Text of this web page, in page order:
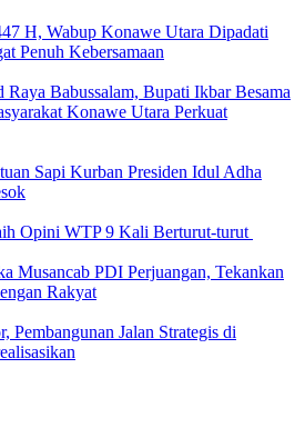
H, Wabup Konawe Utara Dipadati
Penuh Kebersamaan
Babussalam, Bupati Ikbar Besama
Konawe Utara Perkuat
Sapi Kurban Presiden Idul Adha
Opini WTP 9 Kali Berturut-turut
Musancab PDI Perjuangan, Tekankan
Rakyat
Pembangunan Jalan Strategis di